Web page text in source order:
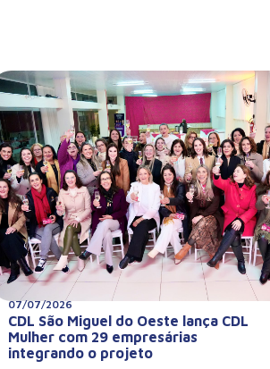
07/07/2026
CDL São Miguel do Oeste lança CDL
Mulher com 29 empresárias
integrando o projeto